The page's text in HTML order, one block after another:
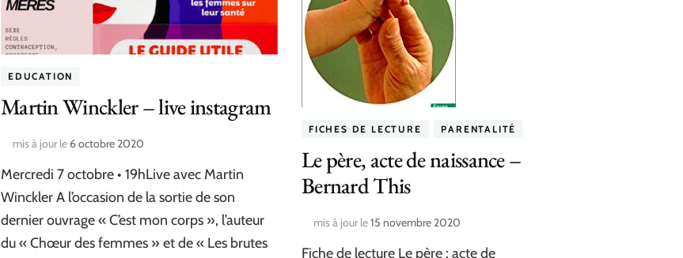
EDUCATION
Martin Winckler – live instagram
mis à jour le 6 octobre 2020
Mercredi 7 octobre • 19hLive avec Martin
Winckler A l’occasion de la sortie de son
dernier ouvrage « C’est mon corps », l’auteur
du « Chœur des femmes » et de « Les brutes
FICHES DE LECTURE PARENTALITÉ
Le père, acte de naissance –
Bernard This
mis à jour le15 novembre 2020
Fiche de lecture Le père : acte de